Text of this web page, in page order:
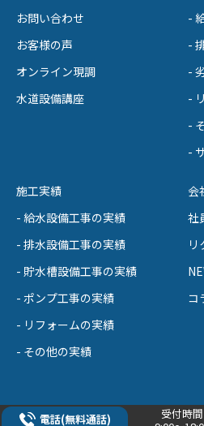
お問い合わせ
お客様の声
オンライン現調
水道設備講座
-
-
-
-
-
-
施工実績
- 給水設備工事の実績
- 排水設備工事の実績
- 貯水槽設備工事の実績
- ポンプ工事の実績
- リフォームの実績
- その他の実績
会
社
リ
コ
電話(無料通話)
受付時間